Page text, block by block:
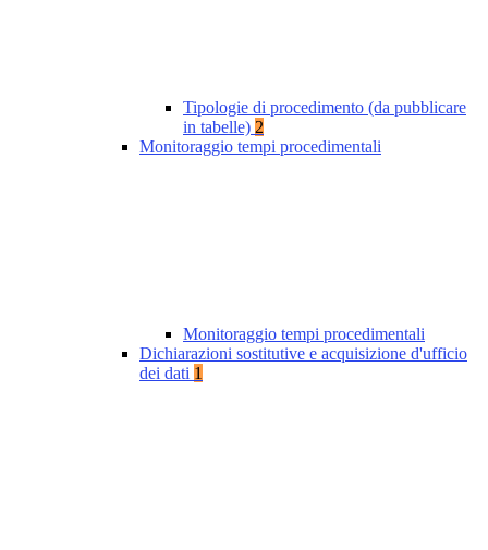
Tipologie di procedimento (da pubblicare
in tabelle) 2
Monitoraggio tempi procedimentali
Monitoraggio tempi procedimentali
Dichiarazioni sostitutive e acquisizione d'ufficio
dei dati 1